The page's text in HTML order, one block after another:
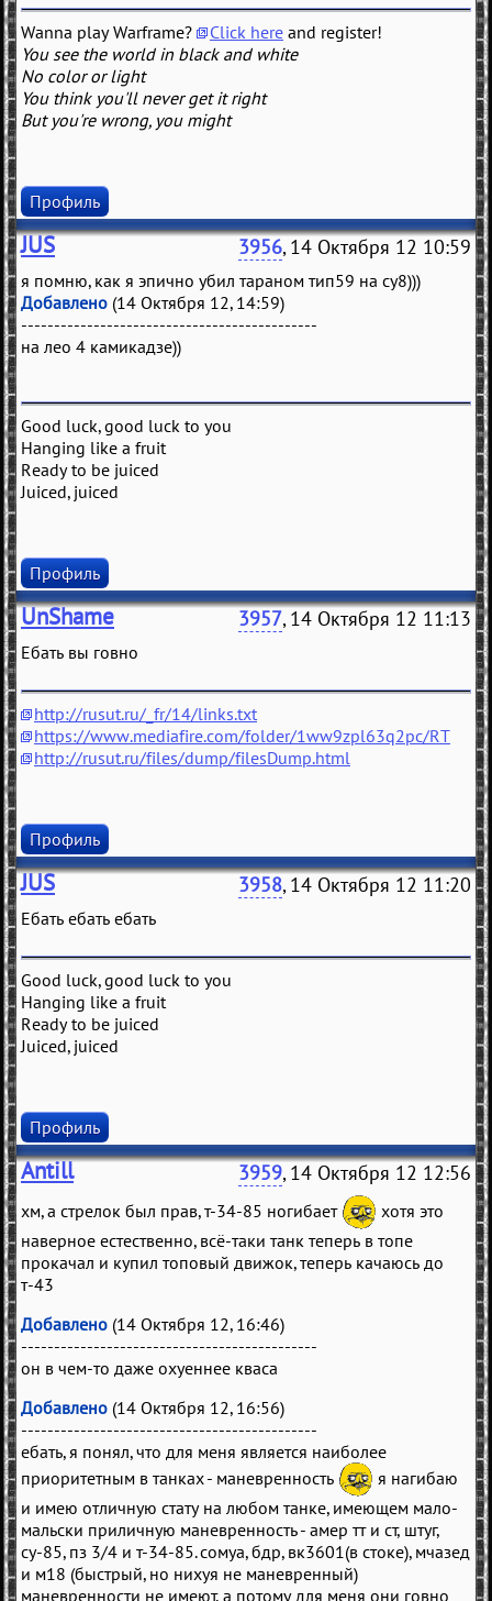
Wanna play Warframe? Click here and register!
You see the world in black and white
No color or light
You think you'll never get it right
But you're wrong, you might
Профиль
JUS 3956, 14 Октября 12 10:59
я помню, как я эпично убил тараном тип59 на су8)))
Добавлено (14 Октября 12, 14:59)
---------------------------------------------
на лео 4 камикадзе))
Good luck, good luck to you
Hanging like a fruit
Ready to be juiced
Juiced, juiced
Профиль
UnShame 3957, 14 Октября 12 11:13
Ебать вы говно
http://rusut.ru/_fr/14/links.txt
https://www.mediafire.com/folder/1ww9zpl63q2pc/RT
http://rusut.ru/files/dump/filesDump.html
Профиль
JUS 3958, 14 Октября 12 11:20
Ебать ебать ебать
Good luck, good luck to you
Hanging like a fruit
Ready to be juiced
Juiced, juiced
Профиль
Antill 3959, 14 Октября 12 12:56
хм, а стрелок был прав, т-34-85 ногибает
хотя это
наверное естественно, всё-таки танк теперь в топе
прокачал и купил топовый движок, теперь качаюсь до
т-43
Добавлено (14 Октября 12, 16:46)
---------------------------------------------
он в чем-то даже охуеннее кваса
Добавлено (14 Октября 12, 16:56)
---------------------------------------------
ебать, я понял, что для меня является наиболее
приоритетным в танках - маневренность
я нагибаю
и имею отличную стату на любом танке, имеющем мало-
мальски приличную маневренность - амер тт и ст, штуг,
су-85, пз 3/4 и т-34-85. сомуа, бдр, вк3601(в стоке), мчазед
и м18 (быстрый, но нихуя не маневренный)
маневренности не имеют, а потому для меня они говно